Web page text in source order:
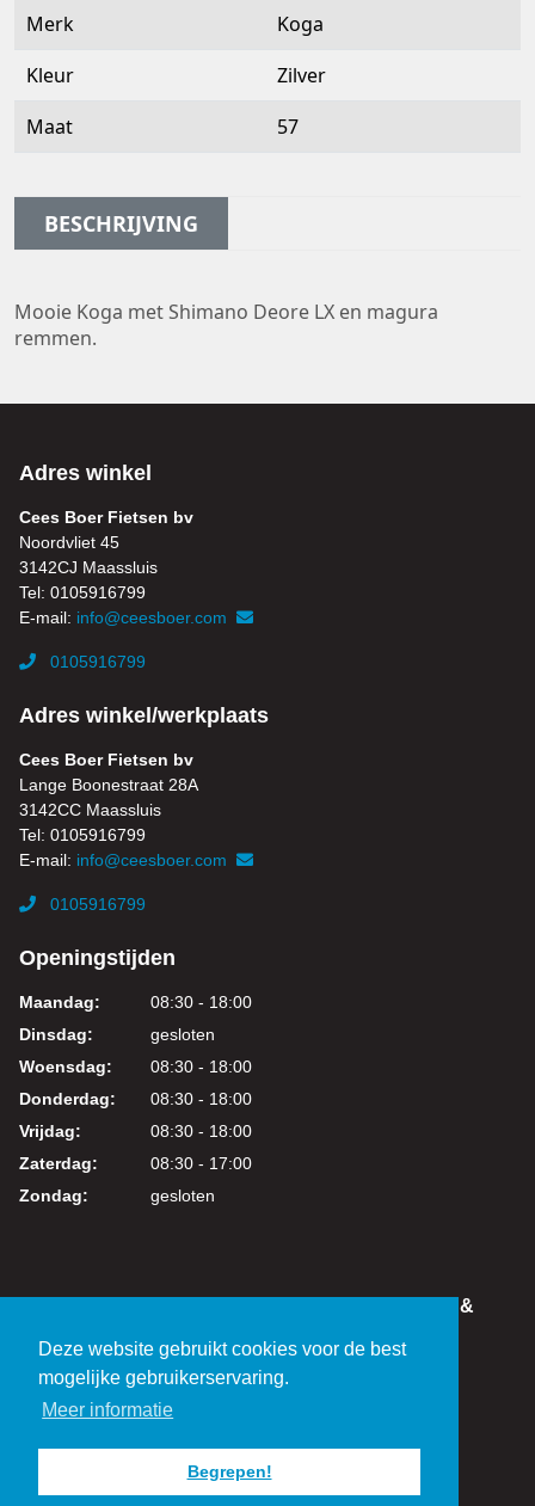
Deze website gebruikt cookies voor de best
mogelijke gebruikerservaring.
Meer informatie
Begrepen!
Merk
Koga
Kleur
Zilver
Maat
57
BESCHRIJVING
Mooie Koga met Shimano Deore LX en magura
remmen.
Adres winkel
Cees Boer Fietsen bv
Noordvliet 45
3142CJ Maassluis
Tel: 0105916799
E-mail: info@ceesboer.com
0105916799
Adres winkel/werkplaats
Cees Boer Fietsen bv
Lange Boonestraat 28A
3142CC Maassluis
Tel: 0105916799
E-mail: info@ceesboer.com
0105916799
Openingstijden
Maandag:
08:30 - 18:00
Dinsdag:
gesloten
Woensdag:
08:30 - 18:00
Donderdag:
08:30 - 18:00
Vrijdag:
08:30 - 18:00
Zaterdag:
08:30 - 17:00
Zondag:
gesloten
IN DEZE WEBSHOP KUNT U VEILIG WINKELEN &
BTW: NL821038461B01